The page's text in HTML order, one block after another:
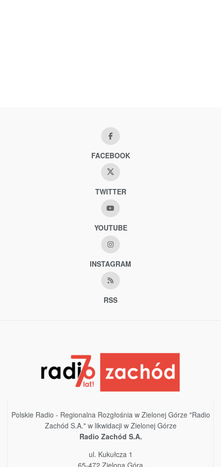
FACEBOOK
TWITTER
YOUTUBE
INSTAGRAM
RSS
Polskie Radio - Regionalna Rozgłośnia w Zielonej Górze "Radio
Zachód S.A." w likwidacji w Zielonej Górze
Radio Zachód S.A.
ul. Kukułcza 1
65-472 Zielona Góra